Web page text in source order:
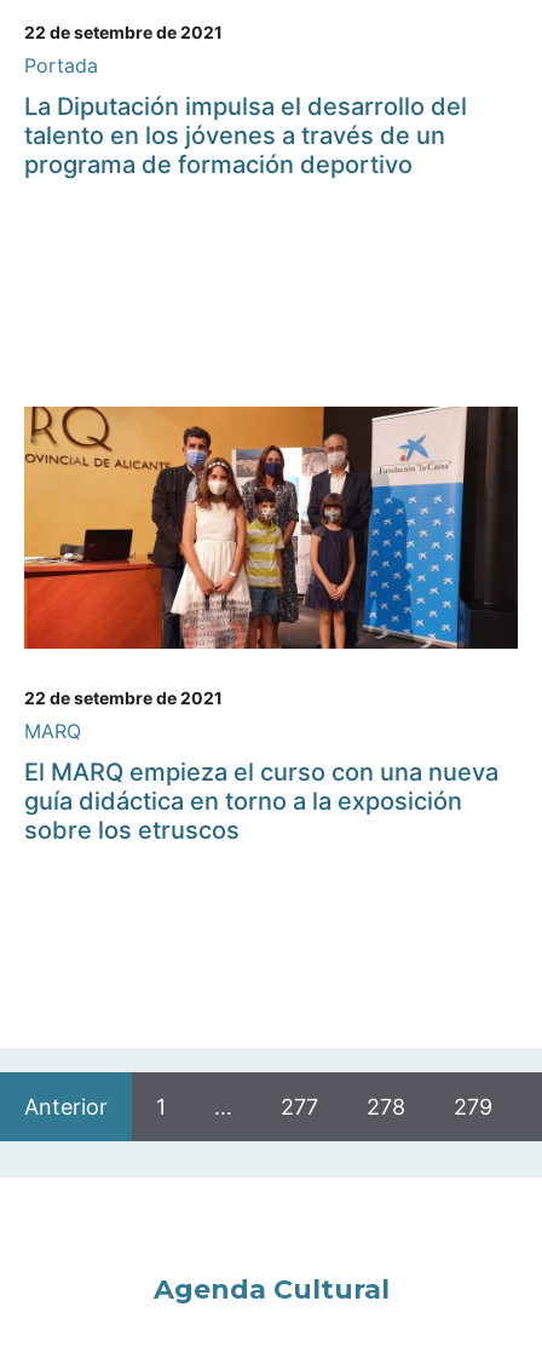
22 de setembre de 2021
Portada
La Diputación impulsa el desarrollo del
talento en los jóvenes a través de un
programa de formación deportivo
22 de setembre de 2021
MARQ
El MARQ empieza el curso con una nueva
guía didáctica en torno a la exposición
sobre los etruscos
Anterior 1 … 277 278 279
Agenda Cultural